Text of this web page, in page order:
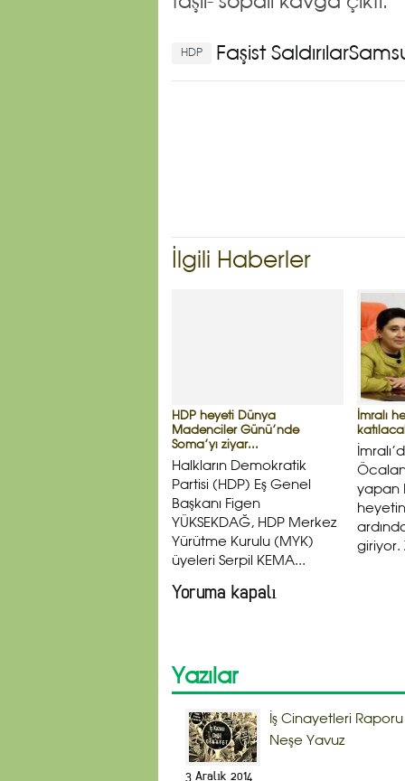
Faşist Saldırılar
HDP
İlgili Haberler
HDP heyeti Dünya
Madenciler Günü’nde
Soma’yı ziyar...
Halkların Demokratik
Partisi (HDP) Eş Genel
Başkanı Figen
YÜKSEKDAĞ, HDP Merkez
Yürütme Kurulu (MYK)
üyeleri Serpil KEMA...
İmralı
yapan
giriyor.
Yoruma kapalı
Yazılar
İş Cinayetleri Raporu
Neşe Yavuz
3 Aralık 2014